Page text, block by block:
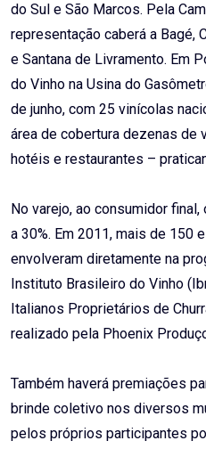
do Sul e São Marcos. Pela
representação caberá a Bagé,
e Santana de Livramento. Em
do Vinho na Usina do
de junho, com 25 vinícolas
área de cobertura dezenas de
hotéis e restaurantes –
No varejo, ao consumidor
a 30%. Em 2011, mais de 150
envolveram diretamente na
Instituto Brasileiro do Vinho
Italianos Proprietários de
realizado pela Phoenix
Também haverá premiações
brinde coletivo nos diversos
pelos próprios participantes